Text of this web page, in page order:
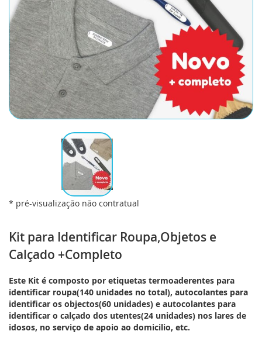
* pré-visualização não contratual
para
o
início
Galeria
de
imagens
Kit para Identificar Roupa,Objetos e
Calçado +Completo
Este Kit é composto por etiquetas termoaderentes para
identificar roupa(140 unidades no total), autocolantes para
identificar os objectos(60 unidades) e autocolantes para
identificar o calçado dos utentes(24 unidades) nos lares de
idosos, no serviço de apoio ao domicilio, etc.